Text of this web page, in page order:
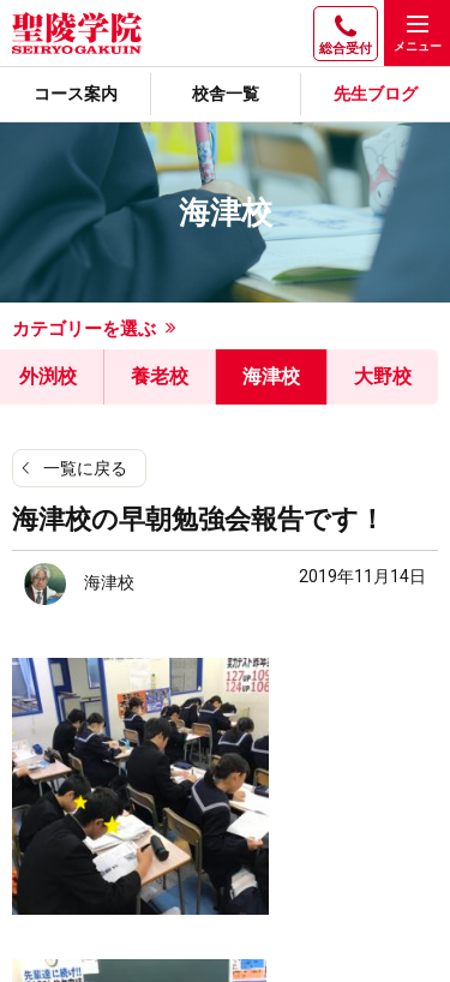
総合受付
コース案内 校舎一覧 先生ブログ
海津校
カテゴリーを選ぶ
外渕校 養老校 海津校 大野校
一覧に戻る
海津校の早朝勉強会報告です！
海津校 2019年11月14日